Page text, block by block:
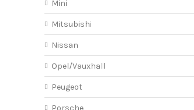
Mini
Mitsubishi
Nissan
Opel/Vauxhall
Peugeot